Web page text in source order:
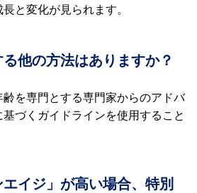
と変化が見られます。
他の方法はありますか？
を専門とする専門家からのアドバ
づくガイドラインを使用すること
イジ」が高い場合、特別